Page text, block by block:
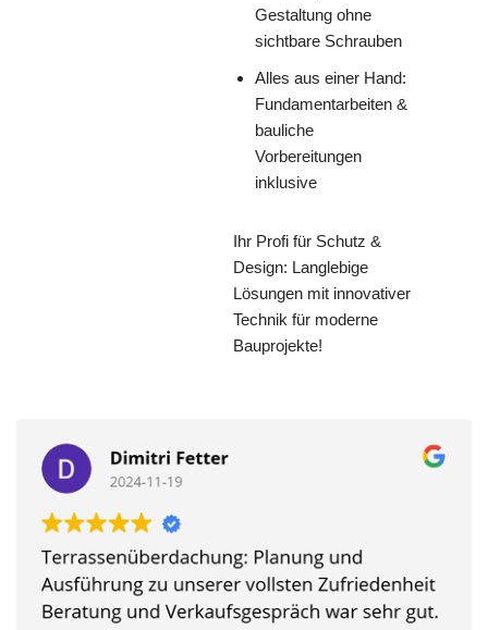
Gestaltung ohne
sichtbare Schrauben
Alles aus einer Hand:
Fundamentarbeiten &
bauliche
Vorbereitungen
inklusive
Ihr Profi für Schutz &
Design: Langlebige
Lösungen mit innovativer
Technik für moderne
Bauprojekte!